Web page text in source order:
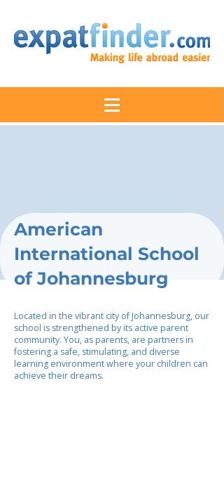
American
International School
of Johannesburg
Located in the vibrant city of Johannesburg, our
school is strengthened by its active parent
community. You, as parents, are partners in
fostering a safe, stimulating, and diverse
learning environment where your children can
achieve their dreams.